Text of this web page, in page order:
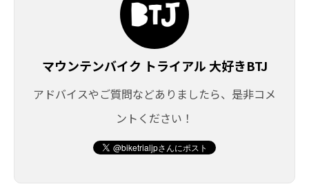
マウンテンバイク トライアル 大好きBTJ
アドバイスやご質問などありましたら、是非コメ
ントください！